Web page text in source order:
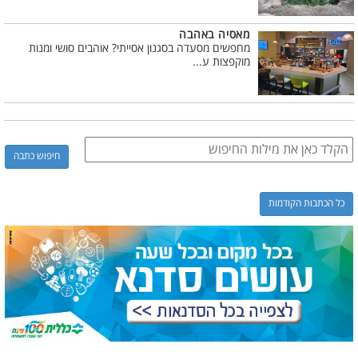
מאסיה באהבה
מחפשים מסעדה בסגנון אסייתי? אוהבים סושי ומנות
מוקפצות ע...
כל הכתבות הקודמות